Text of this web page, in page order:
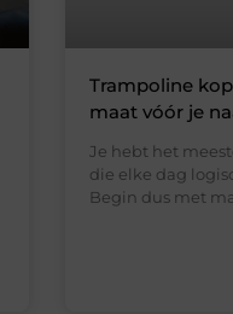
Trampoline
maat vóór je
Je hebt het
die elke dag
Begin dus met